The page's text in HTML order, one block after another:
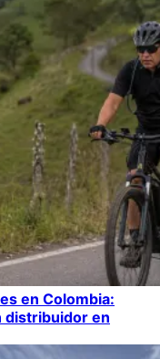
en Colombia:
distribuidor en